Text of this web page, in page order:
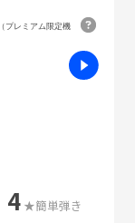
プレミアム限定機
4 ★簡単弾き